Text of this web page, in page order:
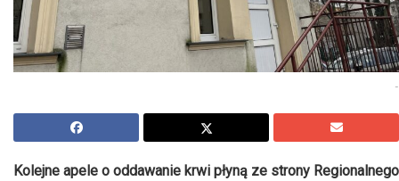
-
Kolejne apele o oddawanie krwi płyną ze strony Regionalnego